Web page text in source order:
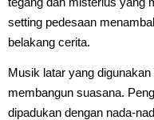
setting pedesaan
belakang cerita.
Musik latar yang
membangun suasana.
dipadukan dengan nada-